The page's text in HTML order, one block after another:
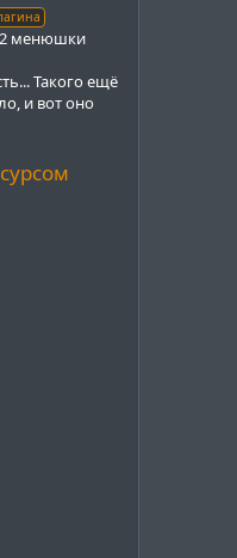
2 менюшки
Такого ещё
и вот оно